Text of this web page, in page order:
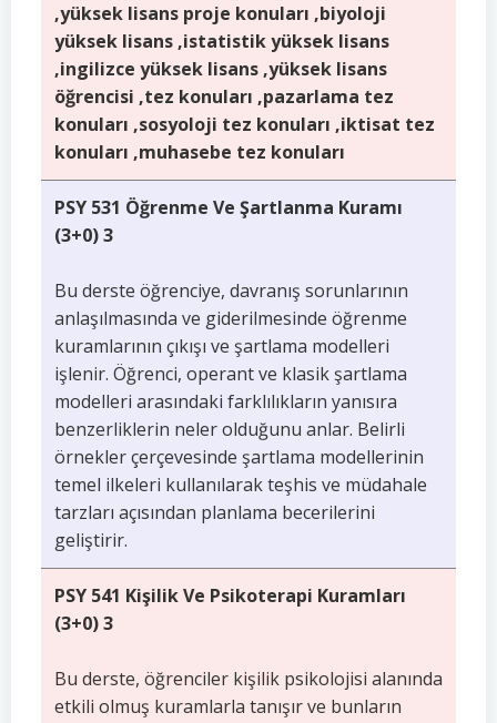
,yüksek lisans proje konuları ,biyoloji
yüksek lisans ,istatistik yüksek lisans
,ingilizce yüksek lisans ,yüksek lisans
öğrencisi ,tez konuları ,pazarlama tez
konuları ,sosyoloji tez konuları ,iktisat tez
konuları ,muhasebe tez konuları
PSY 531 Öğrenme Ve Şartlanma Kuramı
(3+0) 3
Bu derste öğrenciye, davranış sorunlarının
anlaşılmasında ve giderilmesinde öğrenme
kuramlarının çıkışı ve şartlama modelleri
işlenir. Öğrenci, operant ve klasik şartlama
modelleri arasındaki farklılıkların yanısıra
benzerliklerin neler olduğunu anlar. Belirli
örnekler çerçevesinde şartlama modellerinin
temel ilkeleri kullanılarak teşhis ve müdahale
tarzları açısından planlama becerilerini
geliştirir.
PSY 541 Kişilik Ve Psikoterapi Kuramları
(3+0) 3
Bu derste, öğrenciler kişilik psikolojisi alanında
etkili olmuş kuramlarla tanışır ve bunların